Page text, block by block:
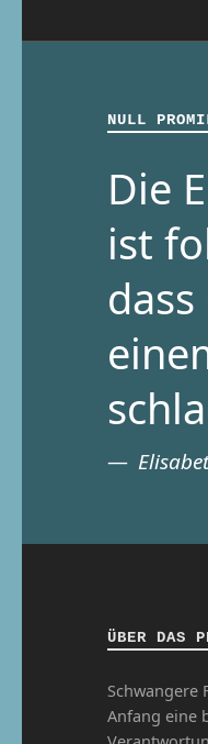
NULL
Die
ist
ÜBER DAS
Schwangere
Anfang eine